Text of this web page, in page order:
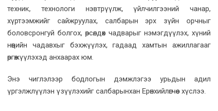
техник, технологи нэвтрүүлж, үйлчилгээний чанар,
хүртээмжийг сайжруулах, салбарын эрх зүйн орчныг
боловсронгуй болгох, өрсөлдөх чадварыг нэмэгдүүлэх, хүний
нөөцийн чадавхыг бэхжүүлэх, гадаад хамтын ажиллагааг
өргөжүүлэхэд анхаарах юм.
Энэ чиглэлээр бодлогын дэмжлэгээ урьдын адил
үргэлжлүүлэн үзүүлэхийг салбарынхан Ерөнхийлөгчөөс хүслээ.